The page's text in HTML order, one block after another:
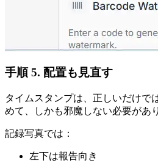
手順 5. 配置も見直す
タイムスタンプは、正しいだけで
めて、しかも邪魔しない必要があ
記録写真では：
左下は報告向き